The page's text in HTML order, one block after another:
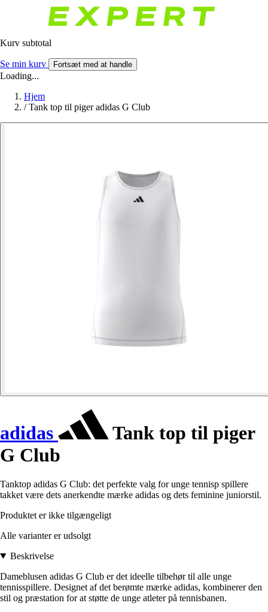
Kurv subtotal
Se min kurv Fortsæt med at handle
Loading...
Hjem
/ Tank top til piger adidas G Club
adidas
Tank top til piger
G Club
Tanktop adidas G Club: det perfekte valg for unge tennisp spillere
takket være dets anerkendte mærke adidas og dets feminine juniorstil.
Produktet er ikke tilgængeligt
Alle varianter er udsolgt
Beskrivelse
Dameblusen adidas G Club er det ideelle tilbehør til alle unge
tennisspillere. Designet af det berømte mærke adidas, kombinerer den
stil og præstation for at støtte de unge atleter på tennisbanen.